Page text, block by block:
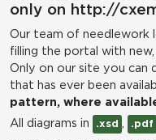
only on http://
Our team of needlework
filling the portal with
Only on our site you can
that has ever been
pattern, where
All diagrams in
.xsd .pdf